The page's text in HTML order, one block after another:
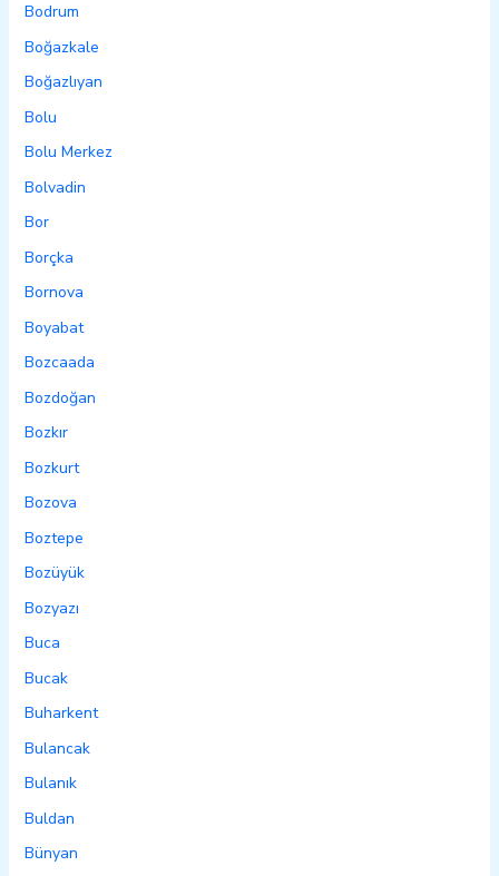
Bodrum
Boğazkale
Boğazlıyan
Bolu
Bolu Merkez
Bolvadin
Bor
Borçka
Bornova
Boyabat
Bozcaada
Bozdoğan
Bozkır
Bozkurt
Bozova
Boztepe
Bozüyük
Bozyazı
Buca
Bucak
Buharkent
Bulancak
Bulanık
Buldan
Bünyan